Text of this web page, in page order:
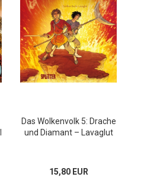
Das Wolkenvolk 5: Drache
und Diamant – Lavaglut
15,80 EUR